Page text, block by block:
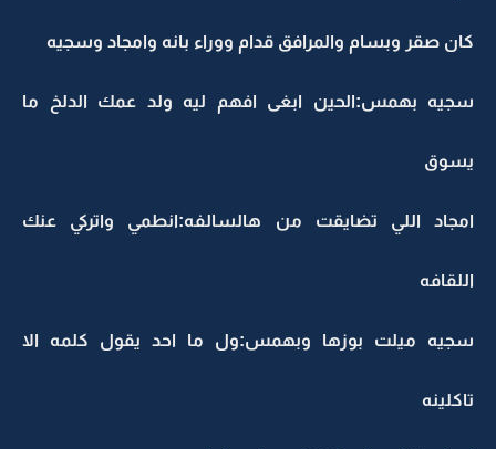
كان صقر وبسام والمرافق قدام ووراء بانه وامجاد وسجيه
سجيه بهمس:الحين ابغى افهم ليه ولد عمك الدلخ ما
يسوق
امجاد اللي تضايقت من هالسالفه:انطمي واتركي عنك
اللقافه
سجيه ميلت بوزها وبهمس:ول ما احد يقول كلمه الا
تاكلينه